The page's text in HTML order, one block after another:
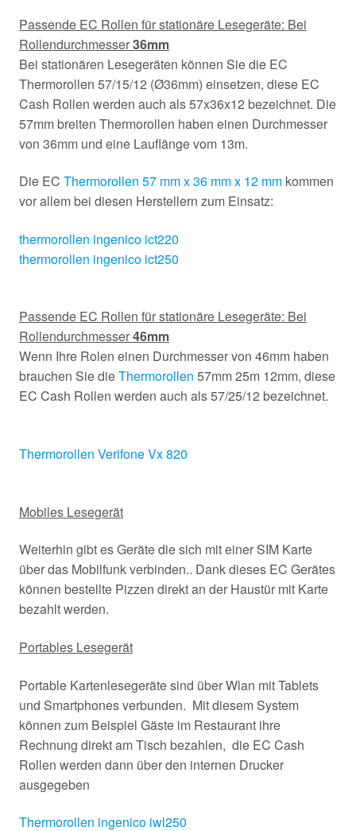
Passende EC Rollen für stationäre Lesegeräte: Bei
Rollendurchmesser36mm
Bei stationären Lesegeräten können Sie die EC
Thermorollen 57/15/12 (Ø36mm) einsetzen, diese EC
Cash Rollen werden auch als 57x36x12 bezeichnet. Die
57mm breiten Thermorollen haben einen Durchmesser
von 36mm und eine Lauflänge vom 13m.
Die EC Thermorollen 57 mm x 36 mm x 12 mm kommen
vor allem bei diesen Herstellern zum Einsatz:
thermorollen ingenico ict220
thermorollen ingenico ict250
Passende EC Rollen für stationäre Lesegeräte: Bei
Rollendurchmesser46mm
Wenn Ihre Rolen einen Durchmesser von 46mm haben
brauchen Sie dieThermorollen 57mm 25m 12mm, diese
EC Cash Rollen werden auch als 57/25/12 bezeichnet.
Thermorollen Verifone Vx 820
Mobiles Lesegerät
Weiterhin gibt es Geräte die sich mit einer SIM Karte
über das Mobilfunk verbinden.. Dank dieses EC Gerätes
können bestellte Pizzen direkt an der Haustür mit Karte
bezahlt werden.
Portables Lesegerät
Portable Kartenlesegeräte sind über Wlan mit Tablets
und Smartphones verbunden. Mit diesem System
können zum Beispiel Gäste im Restaurant ihre
Rechnung direkt am Tisch bezahlen, die EC Cash
Rollen werden dann über den internen Drucker
ausgegeben
Thermorollen ingenico iwl250